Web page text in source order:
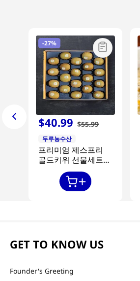
-27%
$40.99 $55.99
두루농수산
프리미엄 제스프리
골드키위 선물세트
GET TO KNOW US
Founder's Greeting